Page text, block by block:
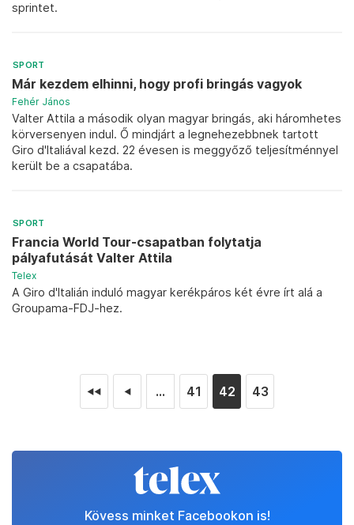
sprintet.
SPORT
Már kezdem elhinni, hogy profi bringás vagyok
Fehér János
Valter Attila a második olyan magyar bringás, aki háromhetes
körversenyen indul. Ő mindjárt a legnehezebbnek tartott
Giro d'Italiával kezd. 22 évesen is meggyőző teljesítménnyel
került be a csapatába.
SPORT
Francia World Tour-csapatban folytatja
pályafutását Valter Attila
Telex
A Giro d'Italián induló magyar kerékpáros két évre írt alá a
Groupama-FDJ-hez.
◄◄ ◄ ... 41 42 43
Kövess minket Facebookon is!